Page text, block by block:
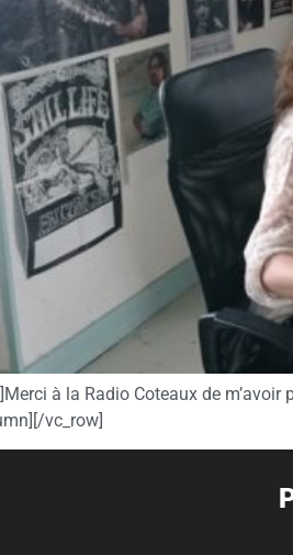
à la Radio Coteaux de
vc_row]